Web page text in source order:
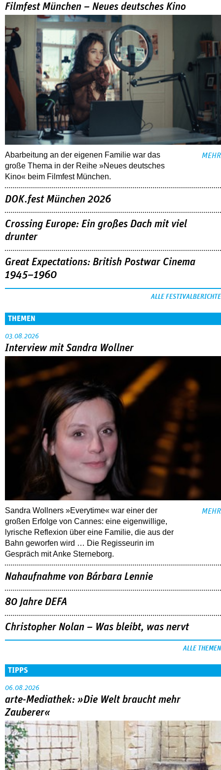
Filmfest München – Neues deutsches Kino
Abarbeitung an der eigenen Familie war das
große Thema in der Reihe »Neues deutsches
Kino« beim Filmfest München.
MEHR
DOK.fest München 2026
Crossing Europe: Ein großes Dach mit viel
drunter
Great Expectations: British Postwar Cinema
1945–1960
ALLE FESTIVALBERICHTE
THEMEN
03.08.2026
Interview mit Sandra Wollner
Sandra Wollners »Everytime« war einer der
großen Erfolge von Cannes: eine eigenwillige,
lyrische Reflexion über eine ­Familie, die aus der
Bahn geworfen wird … Die Regisseurin im
Gespräch mit Anke Sterneborg.
MEHR
Nahaufnahme von Bárbara Lennie
80 Jahre DEFA
Christopher Nolan – Was bleibt, was nervt
ALLE THEMEN
TIPPS
06.08.2026
arte-Mediathek: »Die Welt braucht mehr
Zauberer«